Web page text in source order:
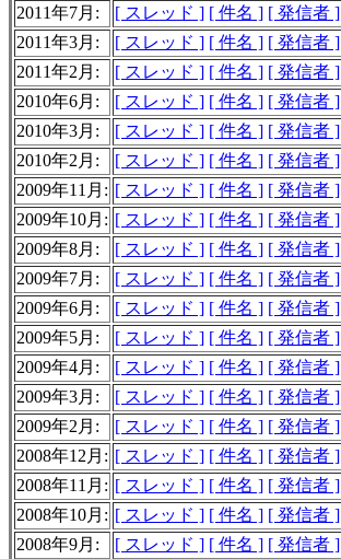
2011年7月:
[ スレッド ] [ 件名 ] [ 発信者 ]
2011年3月:
[ スレッド ] [ 件名 ] [ 発信者 ]
2011年2月:
[ スレッド ] [ 件名 ] [ 発信者 ]
2010年6月:
[ スレッド ] [ 件名 ] [ 発信者 ]
2010年3月:
[ スレッド ] [ 件名 ] [ 発信者 ]
2010年2月:
[ スレッド ] [ 件名 ] [ 発信者 ]
2009年11月: [ スレッド ] [ 件名 ] [ 発信者 ]
2009年10月: [ スレッド ] [ 件名 ] [ 発信者 ]
2009年8月:
[ スレッド ] [ 件名 ] [ 発信者 ]
2009年7月:
[ スレッド ] [ 件名 ] [ 発信者 ]
2009年6月:
[ スレッド ] [ 件名 ] [ 発信者 ]
2009年5月:
[ スレッド ] [ 件名 ] [ 発信者 ]
2009年4月:
[ スレッド ] [ 件名 ] [ 発信者 ]
2009年3月:
[ スレッド ] [ 件名 ] [ 発信者 ]
2009年2月:
[ スレッド ] [ 件名 ] [ 発信者 ]
2008年12月: [ スレッド ] [ 件名 ] [ 発信者 ]
2008年11月: [ スレッド ] [ 件名 ] [ 発信者 ]
2008年10月: [ スレッド ] [ 件名 ] [ 発信者 ]
2008年9月:
[ スレッド ] [ 件名 ] [ 発信者 ]